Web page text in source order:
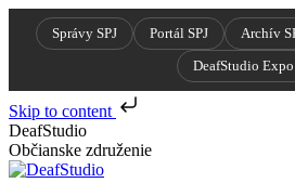
Správy SPJ Portál SPJ Archív
DeafStudio Expo
Skip to content
Skip
to
content
DeafStudio
Občianske združenie